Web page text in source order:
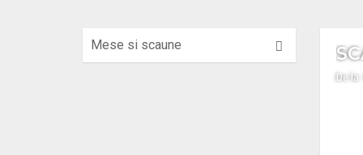
Mese si scaune
De